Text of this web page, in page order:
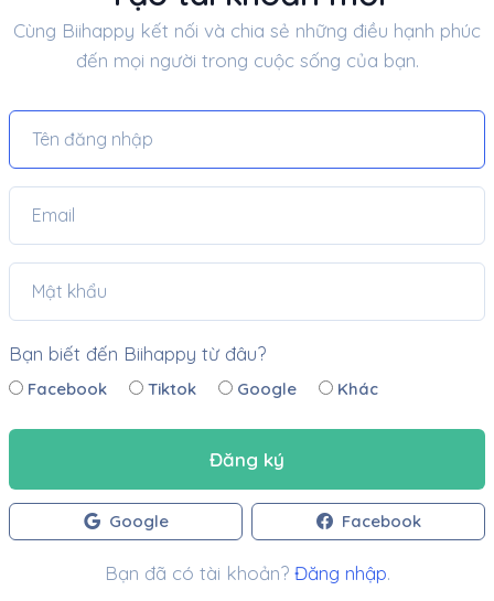
Cùng Biihappy kết nối và chia sẻ những điều hạnh phúc
đến mọi người trong cuộc sống của bạn.
Bạn biết đến Biihappy từ đâu?
Facebook Tiktok Google Khác
Đăng ký
Google Facebook
Bạn đã có tài khoản? Đăng nhập.